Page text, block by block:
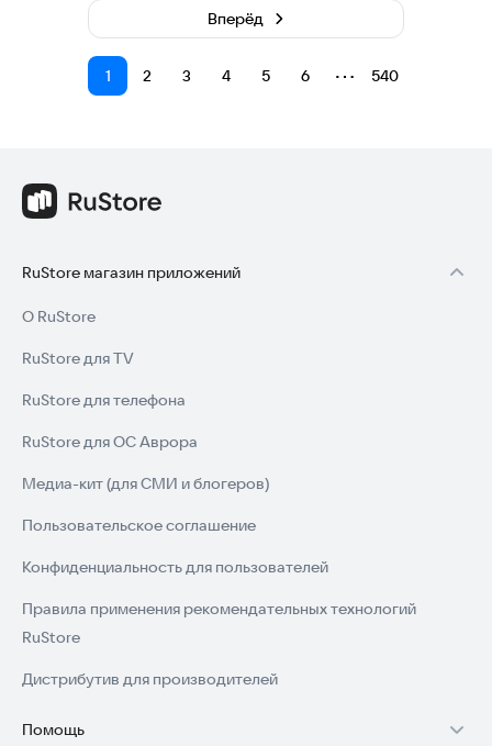
1 2 3 4 5 6 ⋯ 540
Вперёд
RuStore магазин приложений
О RuStore
RuStore для TV
RuStore для телефона
RuStore для ОС Аврора
Медиа-кит (для СМИ и блогеров)
Пользовательское соглашение
Конфиденциальность для пользователей
Правила применения рекомендательных технологий
RuStore
Дистрибутив для производителей
Помощь